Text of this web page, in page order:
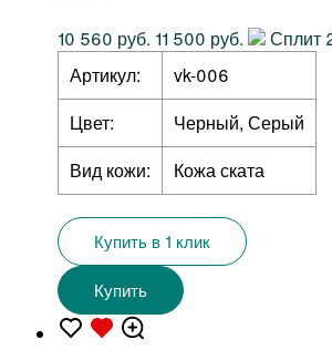
10 560 руб. 11 500 руб.
Сплит
Артикул:
vk-006
Цвет:
Черный, Серый
Вид кожи:
Кожа ската
Купить в 1 клик
Купить